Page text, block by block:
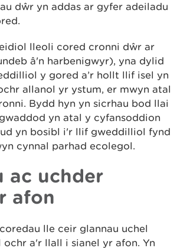
dŵr yn addas ar gyfer adeiladu
lleoli cored cronni dŵr ar
â'n harbenigwyr), yna dylid
y gored a’r hollt llif isel yn
allanol yr ystum, er mwyn atal
Bydd hyn yn sicrhau bod llai
yn atal y cyfansoddion
yn bosibl i'r llif gweddilliol fynd
cynnal parhad ecolegol.
ac uchder
afon
lle ceir glannau uchel
a'r llall i sianel yr afon. Yn